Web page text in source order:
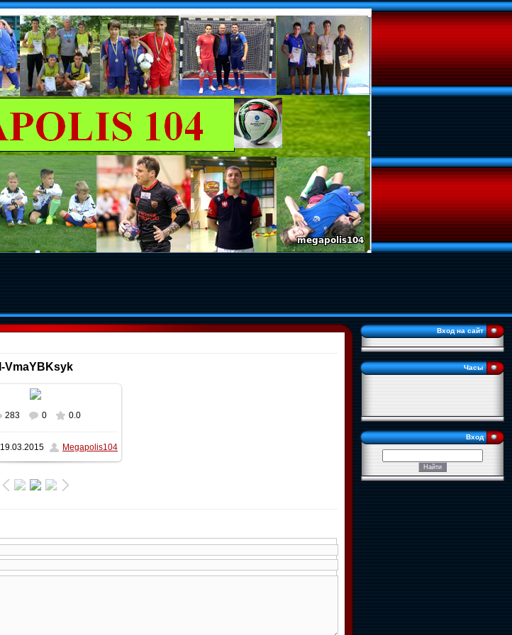
I-VmaYBKsyk
283 0 0.0
19.03.2015 Megapolis104
Вход на сайт
Часы
Вход